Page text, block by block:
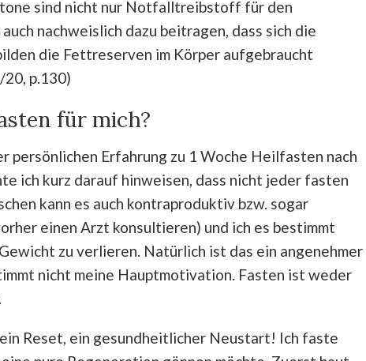
sind nicht nur Notfalltreibstoff für den
nachweislich dazu beitragen, dass sich die
die Fettreserven im Körper aufgebraucht
p.130)
für mich?
persönlichen Erfahrung zu 1 Woche Heilfasten nach
ich kurz darauf hinweisen, dass nicht jeder fasten
kann es auch kontraproduktiv bzw. sogar
einen Arzt konsultieren) und ich es bestimmt
zu verlieren. Natürlich ist das ein angenehmer
nicht meine Hauptmotivation. Fasten ist weder
Reset, ein gesundheitlicher Neustart! Ich faste